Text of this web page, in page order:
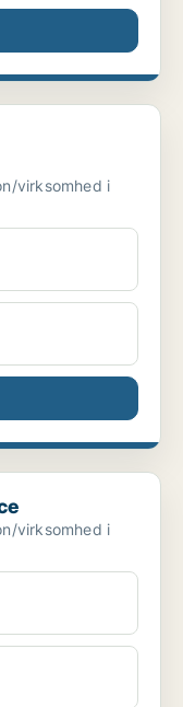
virksomhed i
virksomhed i